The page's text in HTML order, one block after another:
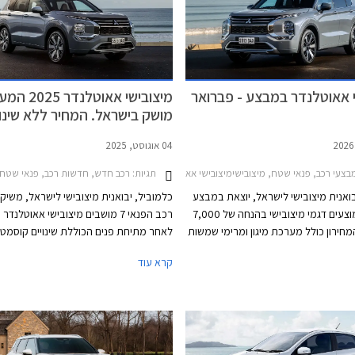
אאוטלנדר במבצע - פברואר
רכב, פנאי שטח, מיצובישימיצובישי אאוטלנדר 2025-2026
מיצובישי לישראל, יוצאת במבצע
במסגרתו מוצעים דגמי מיצובישי בהנחה של 7,000
כולל מערכת מיגון ומרימי שמשות
מיצובישי
מושק בישראל. המחיר ללא
04 אוגוסט, 2025
תגיות: רכב חדש, חדשות רכב, פנאי שטח, מיצובישי, מיצובישי
כלמוביל, יבואנית מיצובישי לישראל,
לאחר מתיחת פנים הכוללת שינויים
היוצא.
קרא עוד